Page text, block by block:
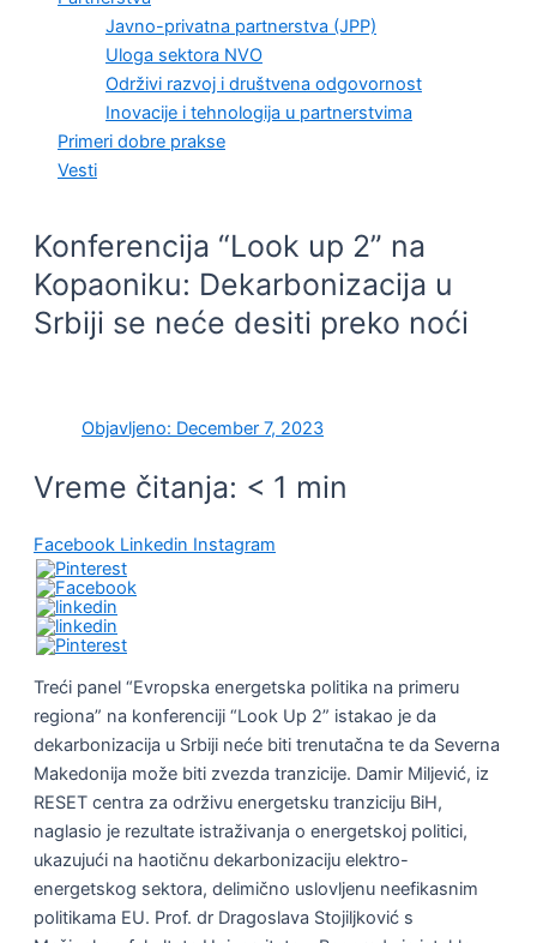
Javno-privatna partnerstva (JPP)
Uloga sektora NVO
Održivi razvoj i društvena odgovornost
Inovacije i tehnologija u partnerstvima
Primeri dobre prakse
Vesti
Konferencija “Look up 2” na
Kopaoniku: Dekarbonizacija u
Srbiji se neće desiti preko noći
Objavljeno: December 7, 2023
Vreme čitanja: < 1 min
Facebook Linkedin Instagram
Treći panel “Evropska energetska politika na primeru
regiona” na konferenciji “Look Up 2” istakao je da
dekarbonizacija u Srbiji neće biti trenutačna te da Severna
Makedonija može biti zvezda tranzicije. Damir Miljević, iz
RESET centra za održivu energetsku tranziciju BiH,
naglasio je rezultate istraživanja o energetskoj politici,
ukazujući na haotičnu dekarbonizaciju elektro-
energetskog sektora, delimično uslovljenu neefikasnim
politikama EU. Prof. dr Dragoslava Stojiljković s